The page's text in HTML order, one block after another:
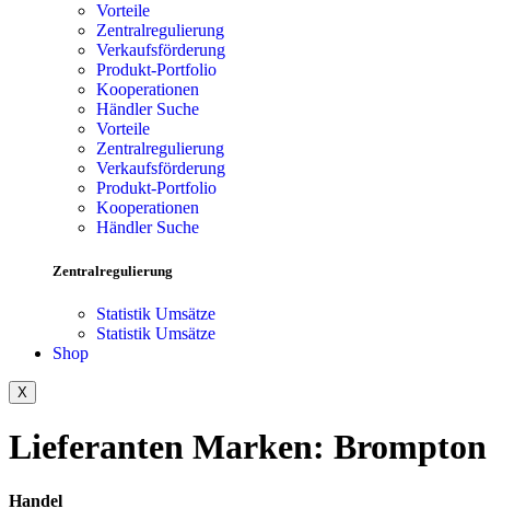
Vorteile
Zentralregulierung
Verkaufsförderung
Produkt-Portfolio
Kooperationen
Händler Suche
Vorteile
Zentralregulierung
Verkaufsförderung
Produkt-Portfolio
Kooperationen
Händler Suche
Zentralregulierung
Statistik Umsätze
Statistik Umsätze
Shop
X
Lieferanten Marken: Brompton
Handel